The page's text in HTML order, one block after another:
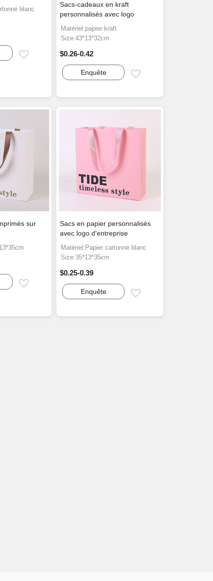
blanc
Email
Sacs-cadeaux en kraft
personnalisés avec logo
Matériel:papier kraft
Size:43*13*32cm
$0.26-0.42
Enquête
sur
Email
Sacs en papier personnalisés
avec logo d'entreprise
Matériel:Papier cartonné blanc
Size:35*13*35cm
$0.25-0.39
Enquête